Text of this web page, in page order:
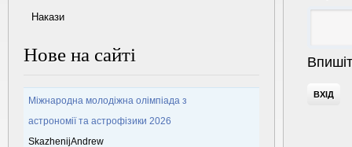
Накази
Нове на сайті
Міжнародна молодіжна олімпіада з
астрономії та астрофізики 2026
SkazhenijAndrew